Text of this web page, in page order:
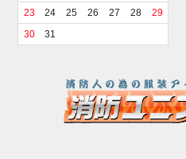
23
24 25 26 27 28
29
30
31